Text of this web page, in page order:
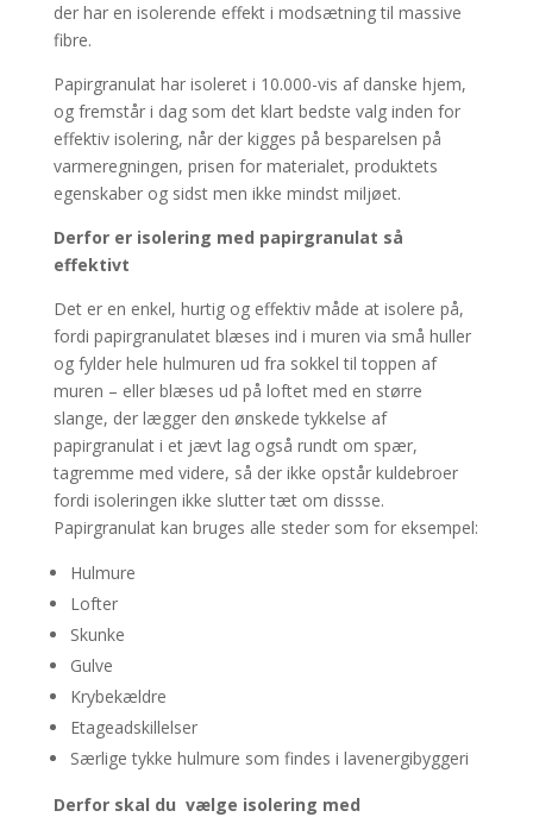
der har en isolerende effekt i modsætning til massive
fibre.
Papirgranulat har isoleret i 10.000-vis af danske hjem,
og fremstår i dag som det klart bedste valg inden for
effektiv isolering, når der kigges på besparelsen på
varmeregningen, prisen for materialet, produktets
egenskaber og sidst men ikke mindst miljøet.
Derfor er isolering med papirgranulat så
effektivt
Det er en enkel, hurtig og effektiv måde at isolere på,
fordi papirgranulatet blæses ind i muren via små huller
og fylder hele hulmuren ud fra sokkel til toppen af
muren – eller blæses ud på loftet med en større
slange, der lægger den ønskede tykkelse af
papirgranulat i et jævt lag også rundt om spær,
tagremme med videre, så der ikke opstår kuldebroer
fordi isoleringen ikke slutter tæt om dissse.
Papirgranulat kan bruges alle steder som for eksempel:
Hulmure
Lofter
Skunke
Gulve
Krybekældre
Etageadskillelser
Særlige tykke hulmure som findes i lavenergibyggeri
Derfor skal du vælge isolering med